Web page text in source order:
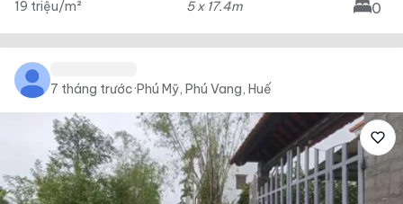
19 triệu/m² 5 x 17.4m
0
7 tháng trước·Phú Mỹ, Phú Vang, Huế